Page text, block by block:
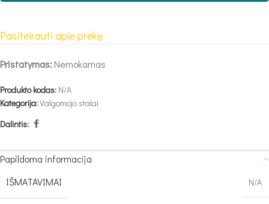
Pasiteirauti apie prekę
Pristatymas:Nemokamas
Produkto kodas: N/A
Kategorija:Valgomojo stalai
Dalintis:
Papildoma informacija
IŠMATAVIMAI
N/A